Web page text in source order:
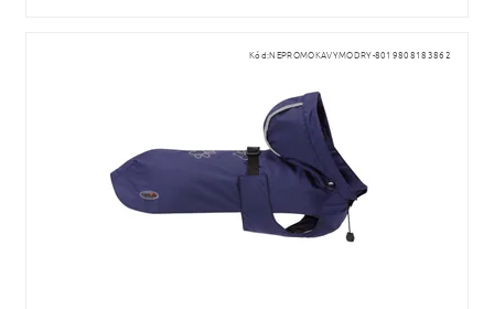
Kód:NEPROMOKAVYMODRY-8019808183862